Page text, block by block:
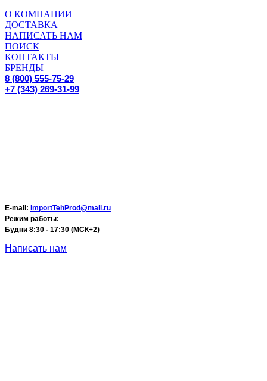
О КОМПАНИИ
ДОСТАВКА
НАПИСАТЬ НАМ
ПОИСК
КОНТАКТЫ
БРЕНДЫ
8 (800) 555-75-29
+7 (343) 269-31-99
E-mail: ImportTehProd@mail.ru
Режим работы:
Будни 8:30 - 17:30 (МСК+2)
Написать нам